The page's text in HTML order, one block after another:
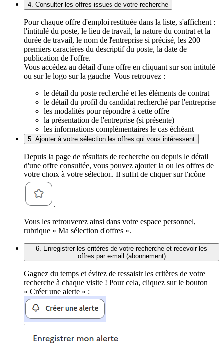
4. Consulter les offres issues de votre recherche
Pour chaque offre d'emploi restituée dans la liste, s'affichent :
l'intitulé du poste, le lieu de travail, la nature du contrat et la
durée de travail, le nom de l'entreprise si précisé, les 200
premiers caractères du descriptif du poste, la date de
publication de l'offre.
Vous accédez au détail d'une offre en cliquant sur son intitulé
ou sur le logo sur la gauche. Vous retrouvez :
le détail du poste recherché et les éléments de contrat
le détail du profil du candidat recherché par l'entreprise
les modalités pour répondre à cette offre
la présentation de l'entreprise (si présente)
les informations complémentaires le cas échéant
5. Ajouter à votre sélection les offres qui vous intéressent
Depuis la page de résultats de recherche ou depuis le détail
d'une offre consultée, vous pouvez ajouter la ou les offres de
votre choix à votre sélection. Il suffit de cliquer sur l'icône
.
Vous les retrouverez ainsi dans votre espace personnel,
rubrique « Ma sélection d'offres ».
6. Enregistrer les critères de votre recherche et recevoir les
offres par e-mail (abonnement)
Gagnez du temps et évitez de ressaisir les critères de votre
recherche à chaque visite ! Pour cela, cliquez sur le bouton
« Créer une alerte » :